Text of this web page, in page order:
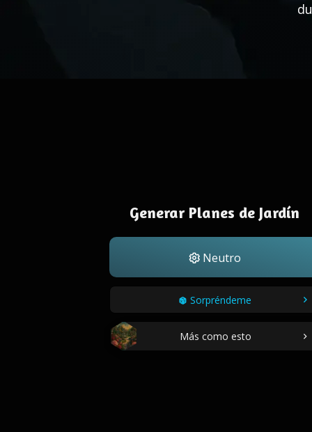
Generar Planes de Jardín
Neutro
Sorpréndeme
Más como esto